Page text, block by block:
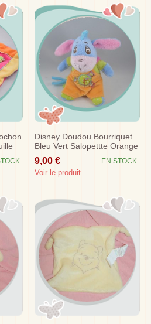
Disney Doudou Bourriquet
Bleu Vert Salopettte Orange
Sos
9,00 € EN STOCK
Voir le produit